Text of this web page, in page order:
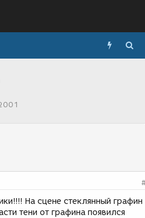
На сцене стеклянный
тени от графина появился